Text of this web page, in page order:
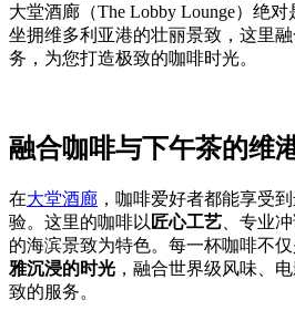
大堂酒廊（The Lobby Lounge）绝对
坐拥维多利亚港的壮丽景致，这里
务，为您打造极致的咖啡时光。
融合咖啡与下午茶的维
在大堂酒廊 ，咖啡爱好者都能享受
验。这里的咖啡以 匠心工艺 、专业
的海滨景致为特色。每一杯咖啡不
雅沉浸的时光 ，融合世界级风味、
致的服务。